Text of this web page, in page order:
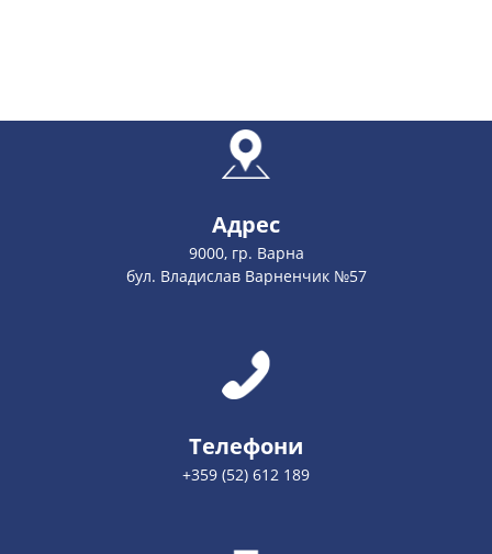
Адрес
9000, гр. Варна
бул. Владислав Варненчик №57
Телефони
+359 (52) 612 189